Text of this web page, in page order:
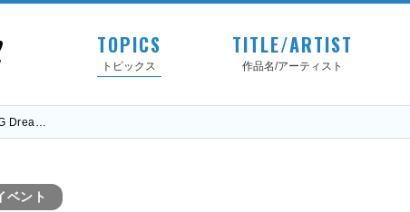
TOPICS
トピックス
TITLE/ARTIST
作品名/アーティスト
Drea…
ベント